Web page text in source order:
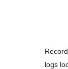
logs